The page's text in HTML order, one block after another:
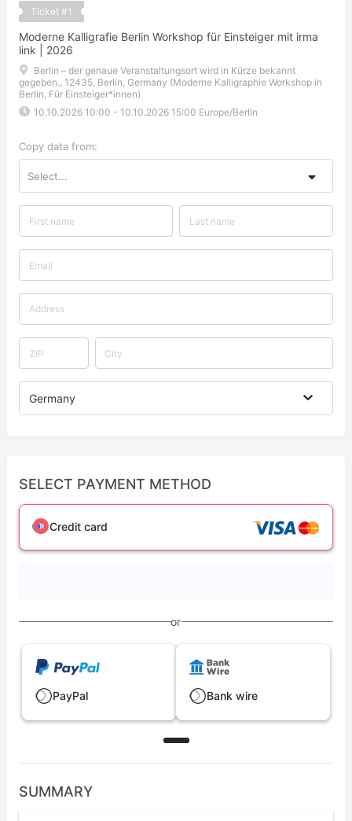
Ticket #1
Moderne Kalligrafie Berlin Workshop für Einsteiger mit irma
link | 2026
Berlin – der genaue Veranstaltungsort wird in Kürze bekannt
gegeben., 12435, Berlin, Germany (Moderne Kalligraphie Workshop in
Berlin, Für Einsteiger*innen)
10.10.2026 10:00 - 10.10.2026 15:00 Europe/Berlin
Copy data from:
Select...
Germany
SELECT PAYMENT METHOD
Credit card
or
PayPal Bank wire
SUMMARY